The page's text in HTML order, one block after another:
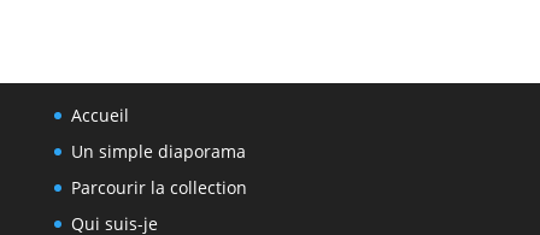
Accueil
Un simple diaporama
Parcourir la collection
Qui suis-je